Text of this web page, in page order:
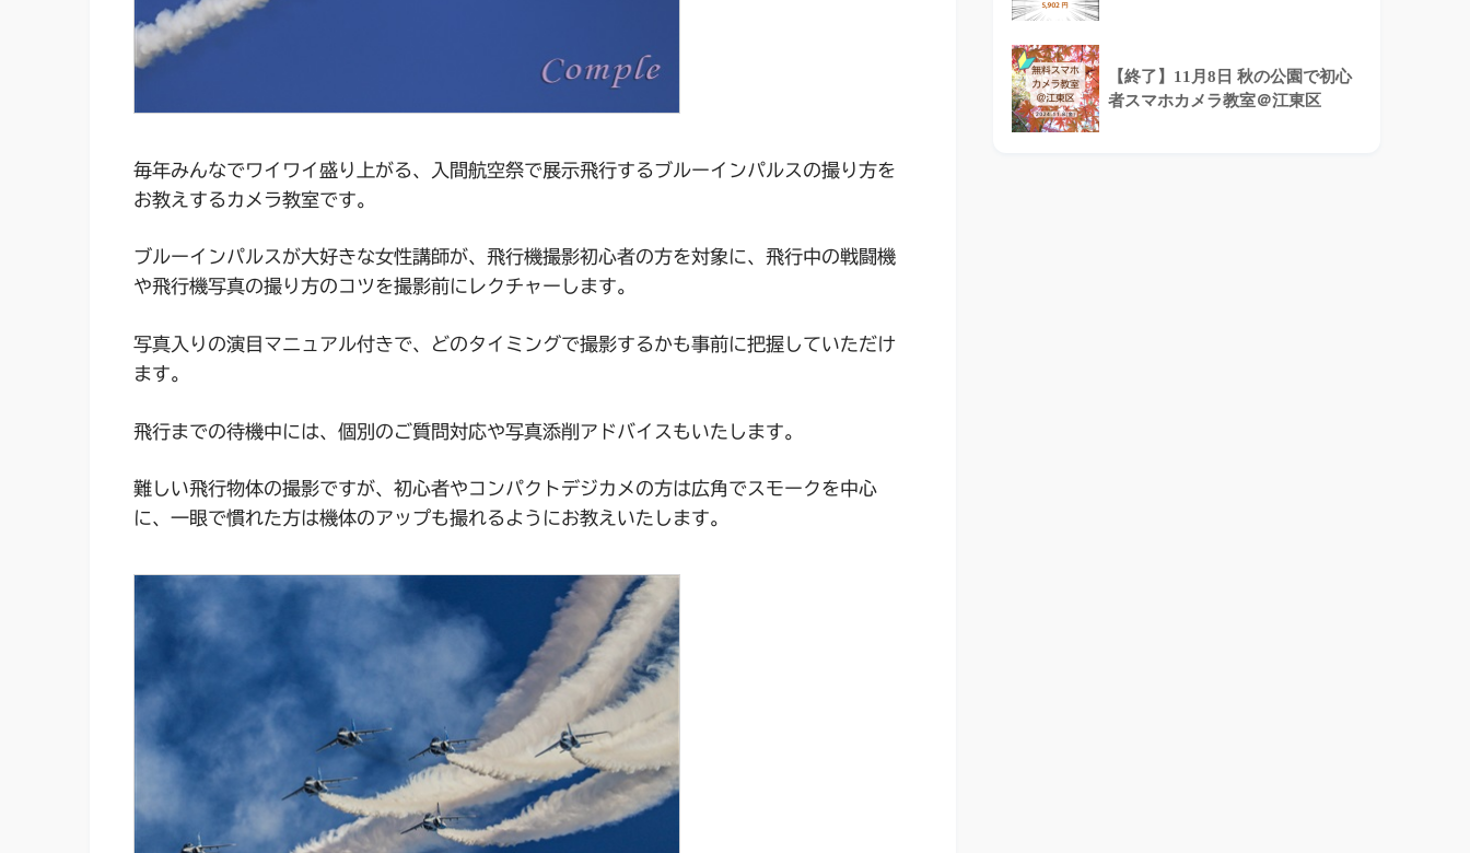
毎年みんなでワイワイ盛り上がる、入間航空祭で展示飛行するブルーインパルスの撮り方を
お教えするカメラ教室です。
ブルーインパルスが大好きな女性講師が、飛行機撮影初心者の方を対象に、飛行中の戦闘機
や飛行機写真の撮り方のコツを撮影前にレクチャーします。
写真入りの演目マニュアル付きで、どのタイミングで撮影するかも事前に把握していただけ
ます。
飛行までの待機中には、個別のご質問対応や写真添削アドバイスもいたします。
難しい飛行物体の撮影ですが、初心者やコンパクトデジカメの方は広角でスモークを中心
に、一眼で慣れた方は機体のアップも撮れるようにお教えいたします。
【終了】11月8日 秋の公園で初心
者スマホカメラ教室＠江東区